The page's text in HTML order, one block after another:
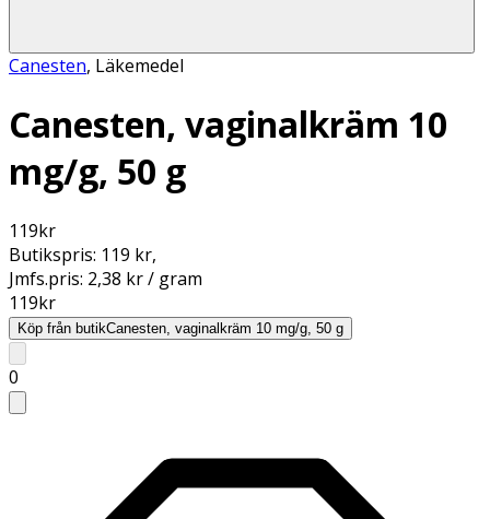
Canesten, Läkemedel
Canesten, vaginalkräm 10
mg/g, 50 g
119kr
Butikspris: 119 kr,
Jmfs.pris: 2,38 kr / gram
119kr
Köp från butikCanesten, vaginalkräm 10 mg/g, 50 g
0